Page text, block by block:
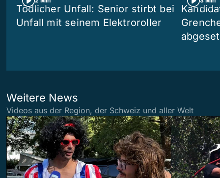
Tödlicher Unfall: Senior stirbt bei
Unfall mit seinem Elektroroller
Weitere News
Videos aus der Region, der Schweiz und aller Welt